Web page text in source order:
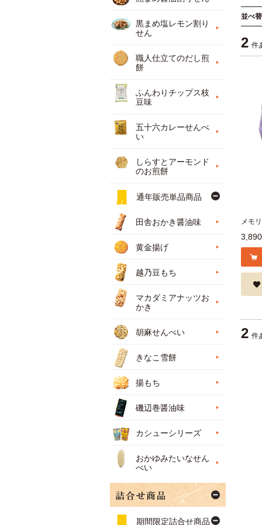
並べ
2 件
メモ
2 件
黒まめ塩レモン割り
せん
職人仕立てのだし煎
餅
ふんわりチップス枝
豆味
五十六カレーせんべ
い
しらすとアーモンド
のお煎餅
通年販売単品商品
田舎おかき醤油味
黄金揚げ
越乃豆もち
マカダミアナッツお
かき
胡麻せんべい
きなこ雪餅
揚もち
磯辺巻醤油味
カシューシリーズ
おかゆみたいなせん
べい
期間限定詰合せ商品